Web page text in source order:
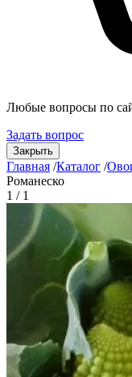
Любые вопросы по
Задать вопрос
Закрыть
Главная /Каталог /
Романеско
1 / 1